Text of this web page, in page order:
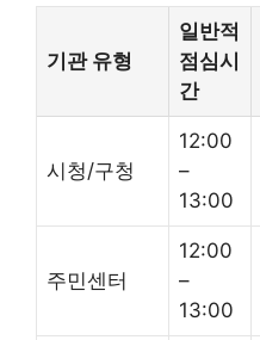
기관 유형
일반적
점심시
간
시청/구청
12:00
–
13:00
주민센터
12:00
–
13:00